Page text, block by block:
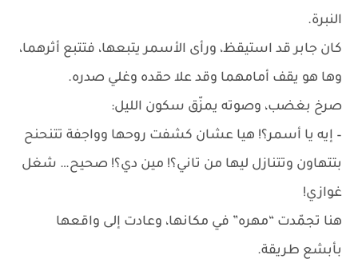
النبرة.
كان جابر قد استيقظ، ورأى الأسمر يتبعها، فتتبع أثرهما،
وها هو يقف أمامهما وقد علا حقده وغلي صدره.
صرخ بغضب، وصوته يمزّق سكون الليل:
– إيه يا أسمر؟! هيا عشان كشفت روحها وواجفة تتنحنح
بتتهاون وتتنازل ليها من تاني؟! مين دي؟! صحيح… شغل
غوازي!
هنا تجمّدت “مهره” في مكانها، وعادت إلى واقعها
بأبشع طريقة.